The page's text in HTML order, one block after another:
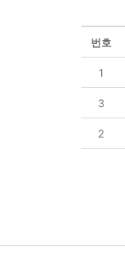
번호
1
3
2